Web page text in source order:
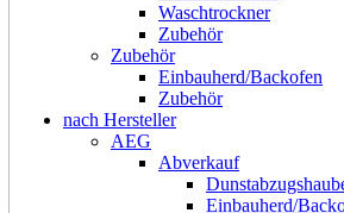
Waschtrockner
Zubehör
Zubehör
Einbauherd/Backofen
Zubehör
nach Hersteller
AEG
Abverkauf
Einbauherd/